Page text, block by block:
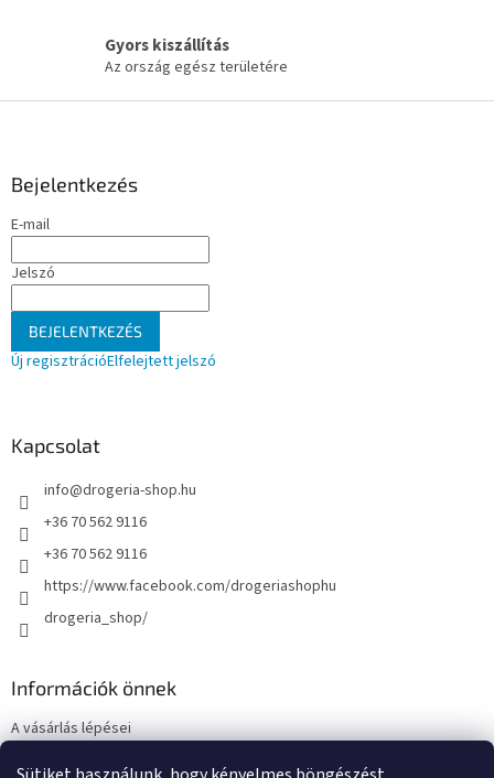
Gyors kiszállítás
Az ország egész területére
Bejelentkezés
E-mail
Jelszó
BEJELENTKEZÉS
Új regisztrációElfelejtett jelszó
Kapcsolat
info@drogeria-shop.hu
+36 70 562 9116
+36 70 562 9116
https://www.facebook.com/drogeriashophu
drogeria_shop/
Információk önnek
A vásárlás lépései